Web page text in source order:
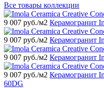
Все товары коллекции
9 007 руб./м2 Керамогранит
9 007 руб./м2 Керамогранит
9 007 руб./м2 Керамогранит
9 007 руб./м2 Керамогранит
60DG